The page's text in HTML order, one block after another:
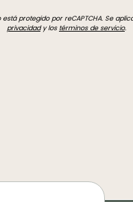
protegido por reCAPTCHA. Se
privacidady los términos de servicio.